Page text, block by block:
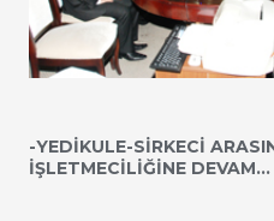
-YEDİKULE-SİRKECİ
İŞLETMECİLİĞİNE DEVAM…